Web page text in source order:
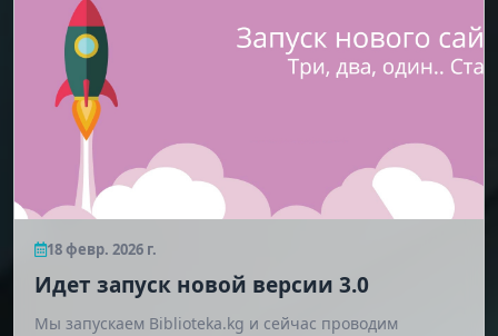
18 февр. 2026 г.
Идет запуск новой версии 3.0
Мы запускаем Biblioteka.kg и сейчас проводим